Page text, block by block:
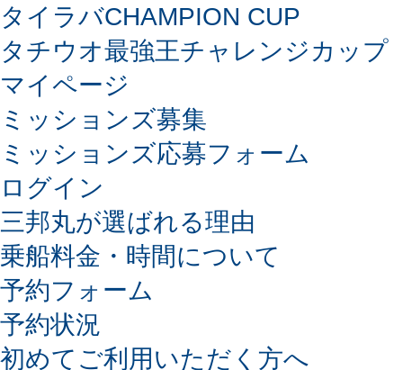
タイラバCHAMPION CUP
タチウオ最強王チャレンジカップ
マイページ
ミッションズ募集
ミッションズ応募フォーム
ログイン
三邦丸が選ばれる理由
乗船料金・時間について
予約フォーム
予約状況
初めてご利用いただく方へ